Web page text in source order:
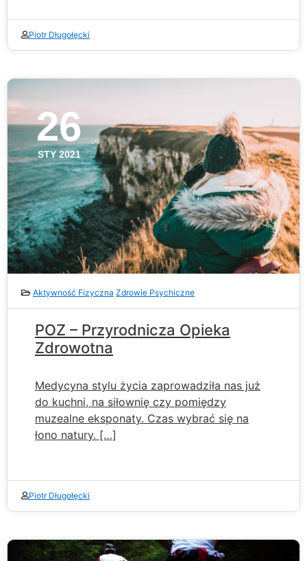
Piotr Długołęcki
26
STY 2021
Aktywność Fizyczna Zdrowie Psychiczne
POZ – Przyrodnicza Opieka
Zdrowotna
Medycyna stylu życia zaprowadziła nas już
do kuchni, na siłownię czy pomiędzy
muzealne eksponaty. Czas wybrać się na
łono natury. […]
Piotr Długołęcki